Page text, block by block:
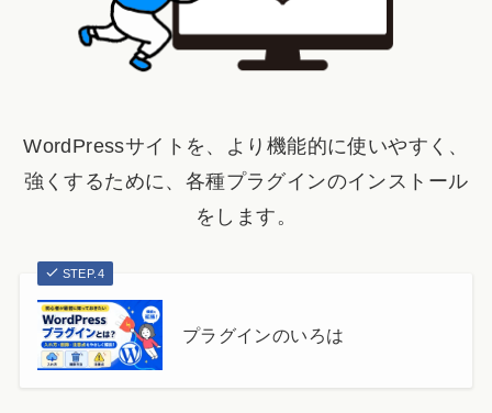
WordPressサイトを、より機能的に使いやすく、
強くするために、各種プラグインのインストール
をします。
STEP.4
プラグインのいろは